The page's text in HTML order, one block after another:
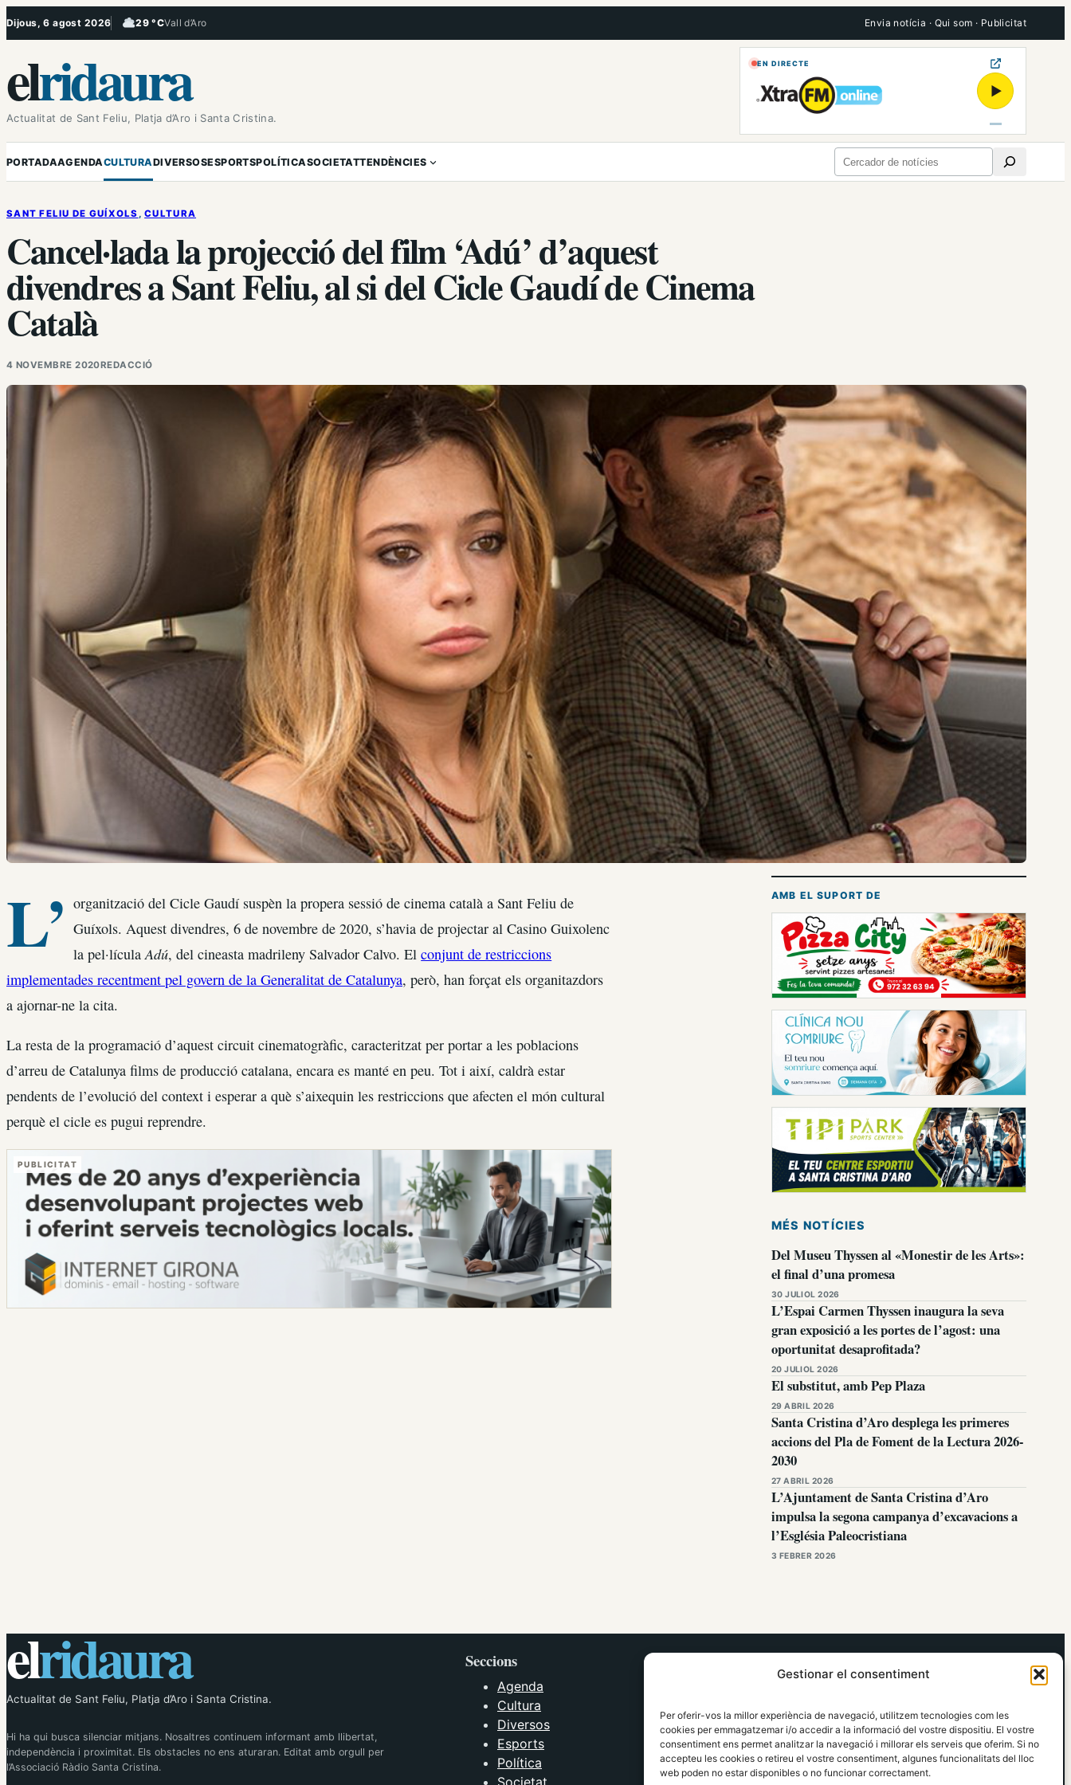
Gestionar el consentiment
Per oferir-vos la millor experiència de navegació, utilitzem tecnologies com les
cookies per emmagatzemar i/o accedir a la informació del vostre dispositiu. El vostre
consentiment ens permet analitzar la navegació i millorar els serveis que oferim. Si no
accepteu les cookies o retireu el vostre consentiment, algunes funcionalitats del lloc
web poden no estar disponibles o no funcionar correctament.
Vés
Dijous, 6 agost 2026 29 °CVall d’Aro
, Ennuvolat Envia notícia · Qui som · Publicitat
elridaura
Actualitat de Sant Feliu, Platja d’Aro i Santa Cristina.
EN DIRECTE
▶
PORTADAAGENDACULTURADIVERSOSESPORTSPOLÍTICASOCIETATTENDÈNCIES Cerca
SANT FELIU DE GUÍXOLS , CULTURA
Cancel·lada la projecció del film ‘Adú’ d’aquest
divendres a Sant Feliu, al si del Cicle Gaudí de Cinema
Català
4 NOVEMBRE 2020REDACCIÓ
L’ organització del Cicle Gaudí suspèn la propera sessió de cinema català a Sant Feliu de
Guíxols. Aquest divendres, 6 de novembre de 2020, s’havia de projectar al Casino Guixolenc
la pel·lículaAdú, del cineasta madrileny Salvador Calvo. Elconjunt de restriccions
implementades recentment pel govern de la Generalitat de Catalunya, però, han forçat els organitazdors
a ajornar-ne la cita.
La resta de la programació d’aquest circuit cinematogràfic, caracteritzat per portar a les poblacions
d’arreu de Catalunya films de producció catalana, encara es manté en peu. Tot i així, caldrà estar
pendents de l’evolució del context i esperar a què s’aixequin les restriccions que afecten el món cultural
perquè el cicle es pugui reprendre.
PUBLICITAT
AMB EL SUPORT DE
MÉS NOTÍCIES
Del Museu Thyssen al «Monestir de les Arts»:
el final d’una promesa
30 JULIOL 2026
L’Espai Carmen Thyssen inaugura la seva
gran exposició a les portes de l’agost: una
oportunitat desaprofitada?
20 JULIOL 2026
El substitut, amb Pep Plaza
29 ABRIL 2026
Santa Cristina d’Aro desplega les primeres
accions del Pla de Foment de la Lectura 2026-
2030
27 ABRIL 2026
L’Ajuntament de Santa Cristina d’Aro
impulsa la segona campanya d’excavacions a
l’Església Paleocristiana
3 FEBRER 2026
elridaura
Actualitat de Sant Feliu, Platja d’Aro i Santa Cristina.
Hi ha qui busca silenciar mitjans. Nosaltres continuem informant amb llibertat,
independència i proximitat. Els obstacles no ens aturaran. Editat amb orgull per
l’Associació Ràdio Santa Cristina.
Seccions
Agenda
Cultura
Diversos
Esports
Política
Societat
elRidaura.com
Política de Cookies
Política Editorial